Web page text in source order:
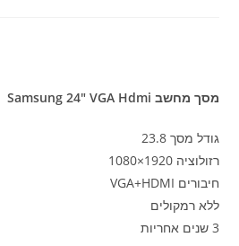
מסך מחשב Samsung 24" VGA Hdmi
גודל מסך 23.8
רזולוציה 1920×1080
חיבורים VGA+HDMI
ללא רמקולים
3 שנים אחריות